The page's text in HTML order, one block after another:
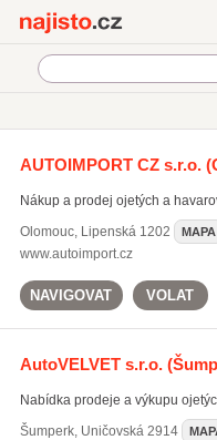
Náhradní díly pro osobní
Prodej osobních automobilů
(1075)
AUTOIMPORT CZ s.r.o.
Nákup a prodej ojetých a
Olomouc, Lipenská 1202 MAPA
www.autoimport.cz
NAVIGOVAT VOLAT
AutoVELVET s.r.o.
Nabídka prodeje a výkupu
Šumperk, Uničovská 2914